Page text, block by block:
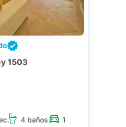
1503
4 baños
1